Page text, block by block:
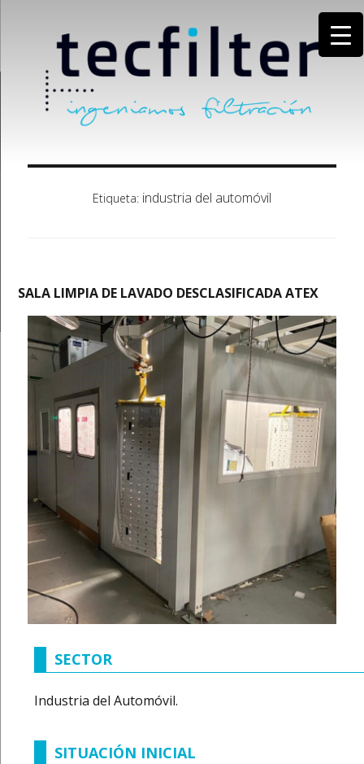
Etiqueta: industria del automóvil
SALA LIMPIA DE LAVADO DESCLASIFICADA ATEX
SECTOR
Industria del Automóvil.
SITUACIÓN INICIAL